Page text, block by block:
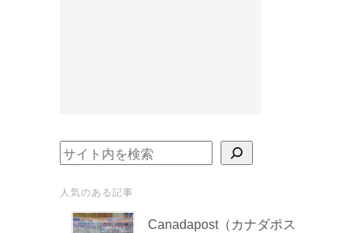
検索
人気のある記事
Canadapost（カナダポス